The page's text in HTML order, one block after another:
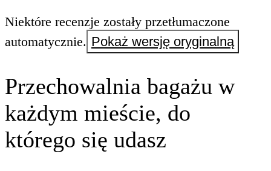
Niektóre recenzje zostały przetłumaczone
automatycznie. Pokaż wersję oryginalną
Przechowalnia bagażu w
każdym mieście, do
którego się udasz